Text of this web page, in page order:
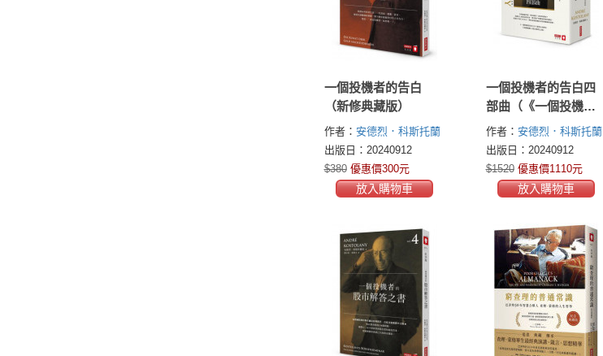
一個投機者的告白
（新修典藏版）
作者： 安德烈．科斯托蘭
尼(Andre Kostolany)
出版日：20240912
$380 優惠價300元
放入購物車
一個投機者的告白四
部曲（《一個投機者
的告白》《金錢遊
戲》《證券心理學》
《股市解答之書》四
書）
作者： 安德烈．科斯托蘭
尼(Andre Kostolany)
出版日：20240912
$1520 優惠價1110元
放入購物車